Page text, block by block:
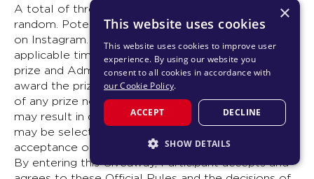
A total of three (3) winners will be selected at
random. Potential winner[s] will be notified via DM
on Instagram. Failure to respond within the
applicable time period will result in forfeiture of
prize and Administrator shall have the option to
award the prize to an alternate winner. The return
of any prize notification or prize as undeliverable
may result in disqualification and an alternate winner
may be selected. All income taxes resulting from
acceptance of prize are the responsibility of winner.
By entering this Giveaway, Participant accepts and
×
This website uses cookies
This website uses cookies to improve user
experience. By using our website you
consent to all cookies in accordance with
our Cookie Policy.
ACCEPT DECLINE
SHOW DETAILS
STRICTLY NECESSARY